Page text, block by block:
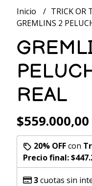
Inicio
TRICK OR
GREMLINS 2
REAL
$559.000,00
20% OFFcon
Precio final:
3cuotas sin